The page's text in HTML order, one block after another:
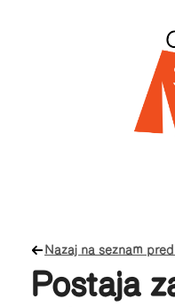
Nazaj na seznam
Postaja